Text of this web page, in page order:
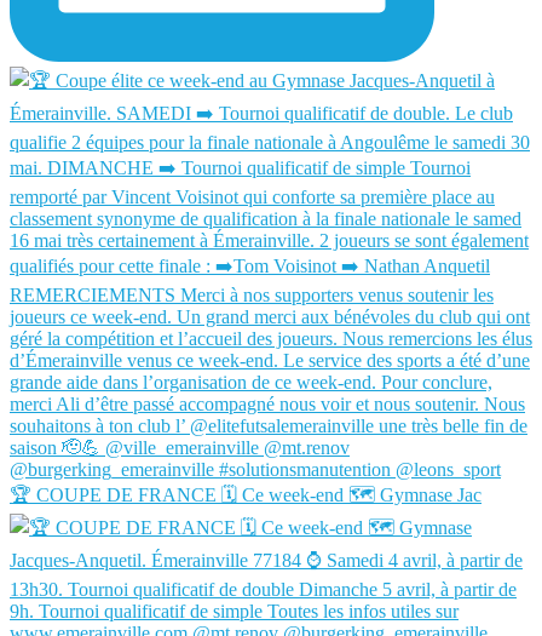
🏆 COUPE DE FRANCE 🗓️ Ce week-end 🗺️ Gymnase Jac